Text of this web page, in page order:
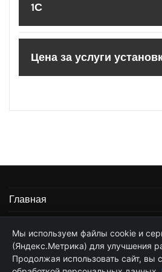
1С
Цена за услуги
Главная
Частные услуги программиста 1С
Мы используем файлы cookie и
(Яндекс.Метрика) для улучшения
Продолжая использовать сайт, вы